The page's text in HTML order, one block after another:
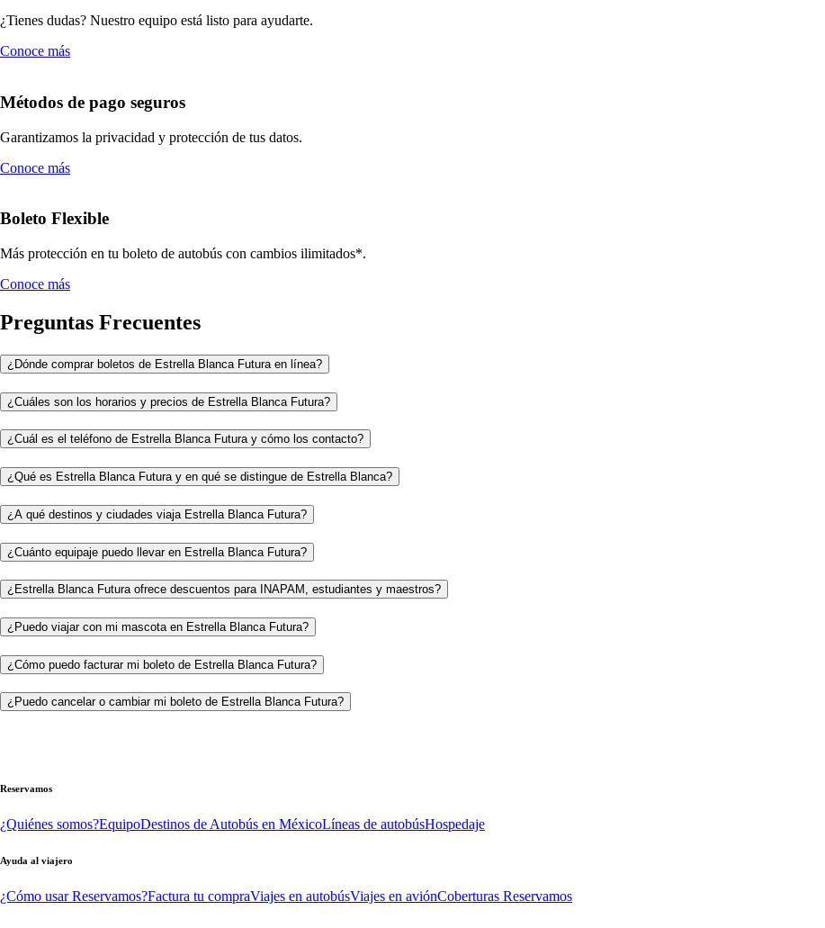
¿Tienes dudas? Nuestro equipo está listo para ayudarte.
Conoce más
Métodos de pago seguros
Garantizamos la privacidad y protección de tus datos.
Conoce más
Boleto Flexible
Más protección en tu boleto de autobús con cambios ilimitados*.
Conoce más
Preguntas Frecuentes
¿Dónde comprar boletos de Estrella Blanca Futura en línea?
¿Cuáles son los horarios y precios de Estrella Blanca Futura?
¿Cuál es el teléfono de Estrella Blanca Futura y cómo los contacto?
¿Qué es Estrella Blanca Futura y en qué se distingue de Estrella Blanca?
¿A qué destinos y ciudades viaja Estrella Blanca Futura?
¿Cuánto equipaje puedo llevar en Estrella Blanca Futura?
¿Estrella Blanca Futura ofrece descuentos para INAPAM, estudiantes y maestros?
¿Puedo viajar con mi mascota en Estrella Blanca Futura?
¿Cómo puedo facturar mi boleto de Estrella Blanca Futura?
¿Puedo cancelar o cambiar mi boleto de Estrella Blanca Futura?
Reservamos
¿Quiénes somos?EquipoDestinos de Autobús en MéxicoLíneas de autobúsHospedaje
Ayuda al viajero
¿Cómo usar Reservamos?Factura tu compraViajes en autobúsViajes en aviónCoberturas Reservamos